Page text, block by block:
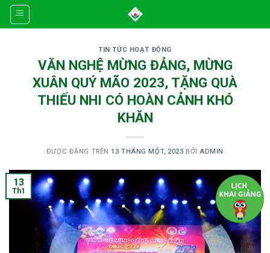
Skip
TIN TỨC HOẠT ĐỘNG
VĂN NGHỆ MỪNG ĐẢNG, MỪNG
XUÂN QUÝ MÃO 2023, TẶNG QUÀ
THIẾU NHI CÓ HOÀN CẢNH KHÓ
KHĂN
ĐƯỢC ĐĂNG TRÊN13 THÁNG MỘT, 2023 BỞI ADMIN
13
Th1